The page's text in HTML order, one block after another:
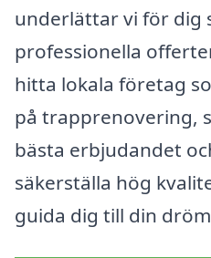
underlättar vi för dig
professionella
hitta lokala företag
på trapprenovering,
bästa erbjudandet
säkerställa hög
guida dig till din